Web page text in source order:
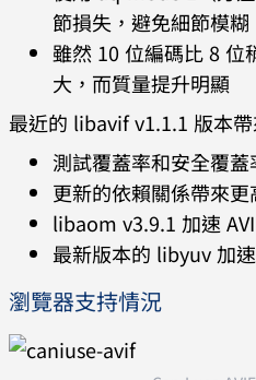
節損失，避免細節模糊
雖然 10 位編碼比 8 位
大，而質量提升明顯
最近的 libavif v1.1.1 版本帶
測試覆蓋率和安全覆
更新的依賴關係帶來更
libaom v3.9.1 加速
最新版本的 libyuv 加
瀏覽器支持情況